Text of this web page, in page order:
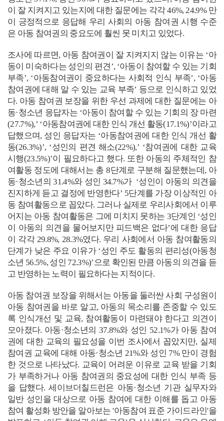
이 잘 지켜지고 있는지에 대한 질문에는 각각46%, 24.9% 만
이 긍정적으로 응답해 우리 사회의 아동 참여권 시행 수준
은 아동 참여권의 중요도에 훨씬 못 미치고 있었다.
조사에 따르면, 아동 참여권이 잘 지켜지지 않는 이유는 ‘아
동이 미숙하다는 성인의 편견’, ‘아동이 참여할 수 있는 기회
부족’, ‘아동참여권이 중요하다는 사회적 인식 부족’, ‘아동
참여권에 대해 알 수 있는 교육 부족’ 등으로 인식하고 있었
다. 아동 참여권 보장을 위한 우선 과제에 대한 질문에는 아
동·청소년 응답자는 ‘아동이 참여할 수 있는 기회의 장 마련
(27.7%),’ ‘아동참여권에 대한 인식 개선 활동(17.1%)’이라고
답했으며, 성인 응답자는 ‘아동참여권에 대한 인식 개선 활
동(26.3%)’, ‘성인의 편견 해소(22%),’ ‘참여권에 대한 교육
시행(23.5%)’이 필요하다고 했다. 또한 아동의 주체적인 참
여활동 정도에 대해서는 총8단계로 구분해 질문했는데, 아
동·청소년의31.4%와 성인 34.7%가 ‘성인이 아동의 의견을
진지하게 듣고 결정에 반영한다’ 5단계를 가장 이상적인 아
동 참여활동으로 꼽았다. 그러나 실제로 우리사회에서 이루
어지는 아동 참여활동은 그에 미치지 못하는 3단계인 ‘성인
이 아동의 의견을 물어보지만 피드백은 없다’에 대한 응답
이 각각 29.8%, 28.3%였다. 우리 사회에서 아동 참여활동의
단계가 낮은 주요 이유가 ‘성인 주도 활동의 편리성(아동청
소년 56.5%, 성인 72.3%)’으로 확인된 만큼 아동의 의견을 듣
고 반영하는 노력이 필요하다는 지적이다.
아동 참여권 보장을 위해서는 아동을 둘러싼 사회 구성원이
아동 참여권을 바로 알고, 아동의 목소리를 존중할 수 있도
록 인식개선 및 교육, 참여활동이 마련돼야 한다고 의견이
모아졌다. 아동·청소년의 37.8%와 성인 52.1%가 아동 참여
권에 대한 교육의 필요성을 이번 조사에서 꼽았지만, 실제
참여권 교육에 대해 아동·청소년 21%와 성인 7% 만이 경험
한 것으로 나타났다. 교육이 어려운 이유로 교육 받을 기회
가 부족하거나 아동 참여권의 중요성에 대한 인식 부족 등
을 답했다.세이브더칠드런은 아동·청소년 기관 실무자와
일반 성인을 대상으로 아동 참여에 대한 이해를 돕고 아동
참여 활성화 방안을 알아보는'아동참여 표준 가이드라인'을